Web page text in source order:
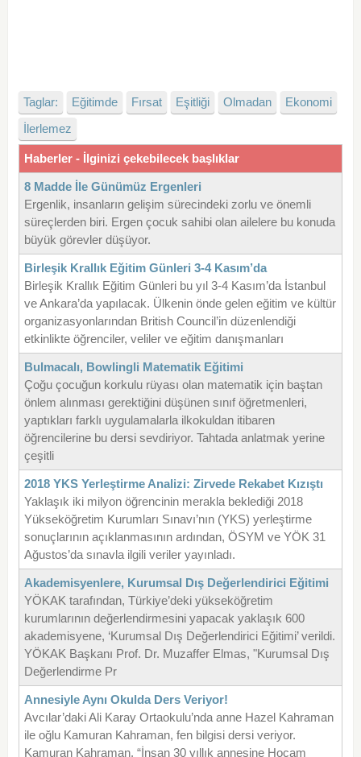
Taglar: Eğitimde Fırsat Eşitliği Olmadan
Ekonomi
İlerlemez
Haberler - İlginizi çekebilecek başlıklar
8 Madde İle Günümüz Ergenleri
Ergenlik, insanların gelişim sürecindeki zorlu ve önemli
süreçlerden biri. Ergen çocuk sahibi olan ailelere bu konuda
büyük görevler düşüyor.
Birleşik Krallık Eğitim Günleri 3-4 Kasım’da
Birleşik Krallık Eğitim Günleri bu yıl 3-4 Kasım’da İstanbul
ve Ankara’da yapılacak. Ülkenin önde gelen eğitim ve kültür
organizasyonlarından British Council’in düzenlendiği
etkinlikte öğrenciler, veliler ve eğitim danışmanları
Bulmacalı, Bowlingli Matematik Eğitimi
Çoğu çocuğun korkulu rüyası olan matematik için baştan
önlem alınması gerektiğini düşünen sınıf öğretmenleri,
yaptıkları farklı uygulamalarla ilkokuldan itibaren
öğrencilerine bu dersi sevdiriyor. Tahtada anlatmak yerine
çeşitli
2018 YKS Yerleştirme Analizi: Zirvede Rekabet Kızıştı
Yaklaşık iki milyon öğrencinin merakla beklediği 2018
Yükseköğretim Kurumları Sınavı’nın (YKS) yerleştirme
sonuçlarının açıklanmasının ardından, ÖSYM ve YÖK 31
Ağustos’da sınavla ilgili veriler yayınladı.
Akademisyenlere, Kurumsal Dış Değerlendirici Eğitimi
YÖKAK tarafından, Türkiye’deki yükseköğretim
kurumlarının değerlendirmesini yapacak yaklaşık 600
akademisyene, ‘Kurumsal Dış Değerlendirici Eğitimi’ verildi.
YÖKAK Başkanı Prof. Dr. Muzaffer Elmas, "Kurumsal Dış
Değerlendirme Pr
Annesiyle Aynı Okulda Ders Veriyor!
Avcılar’daki Ali Karay Ortaokulu’nda anne Hazel Kahraman
ile oğlu Kamuran Kahraman, fen bilgisi dersi veriyor.
Kamuran Kahraman, “İnsan 30 yıllık annesine Hocam